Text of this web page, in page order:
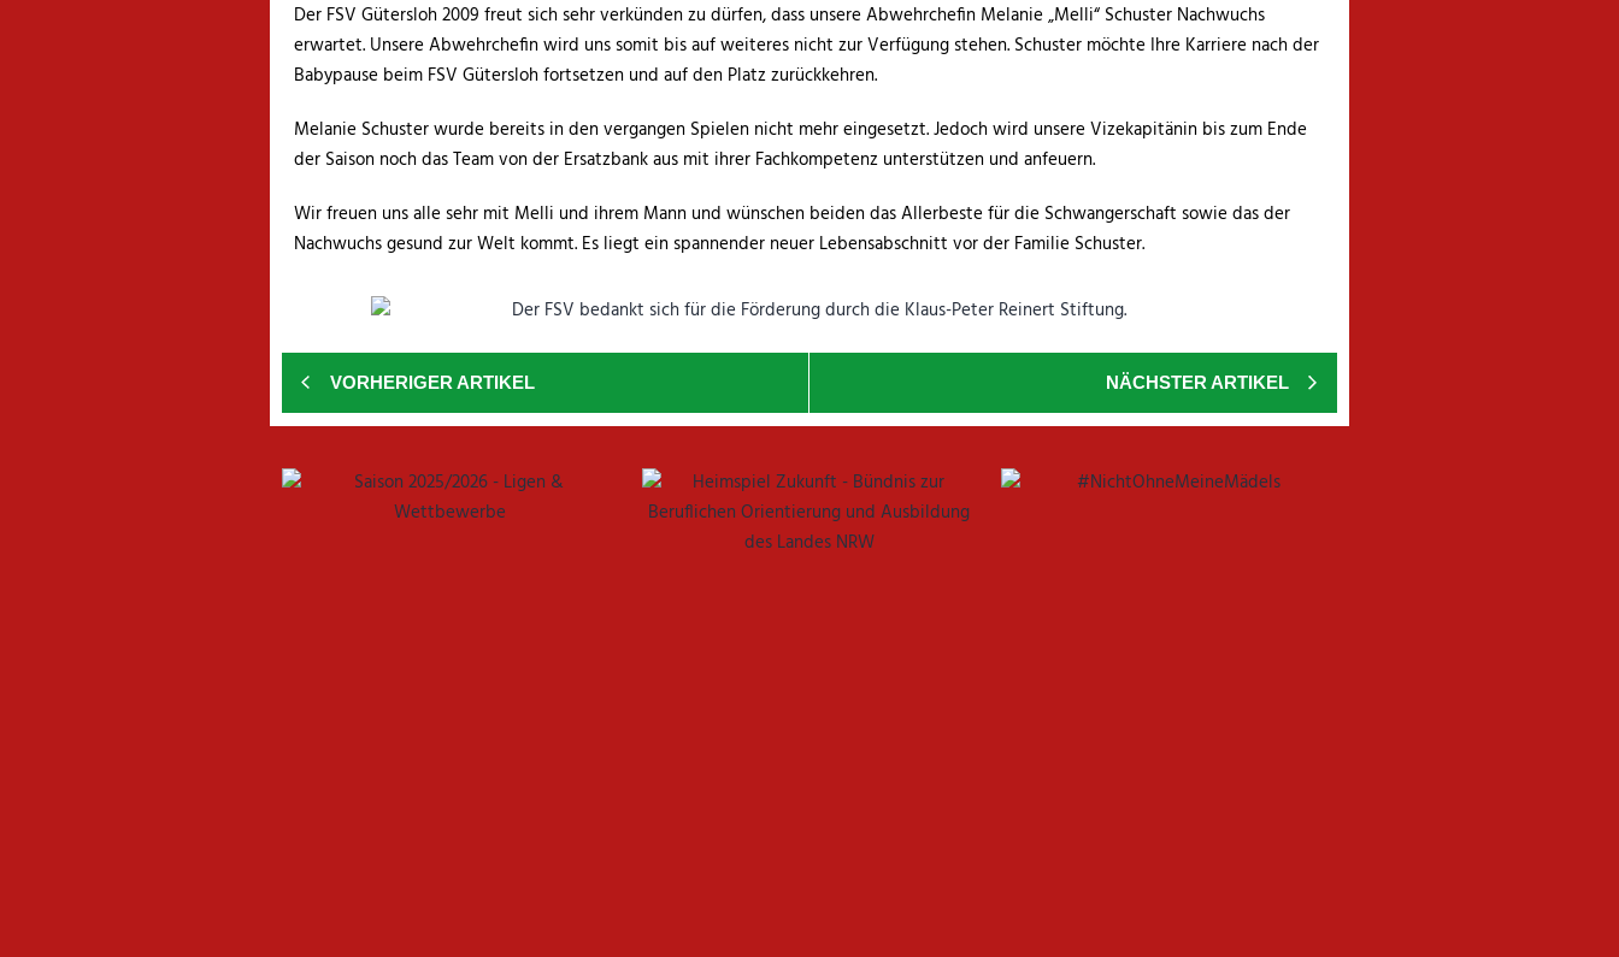
Der FSV Gütersloh 2009 freut sich sehr verkünden zu dürfen, dass unsere Abwehrchefin Melanie „Melli“ Schuster Nachwuchs
erwartet. Unsere Abwehrchefin wird uns somit bis auf weiteres nicht zur Verfügung stehen. Schuster möchte Ihre Karriere nach der
Babypause beim FSV Gütersloh fortsetzen und auf den Platz zurückkehren.
Melanie Schuster wurde bereits in den vergangen Spielen nicht mehr eingesetzt. Jedoch wird unsere Vizekapitänin bis zum Ende
der Saison noch das Team von der Ersatzbank aus mit ihrer Fachkompetenz unterstützen und anfeuern.
Wir freuen uns alle sehr mit Melli und ihrem Mann und wünschen beiden das Allerbeste für die Schwangerschaft sowie das der
Nachwuchs gesund zur Welt kommt. Es liegt ein spannender neuer Lebensabschnitt vor der Familie Schuster.
VORHERIGER ARTIKEL NÄCHSTER ARTIKEL